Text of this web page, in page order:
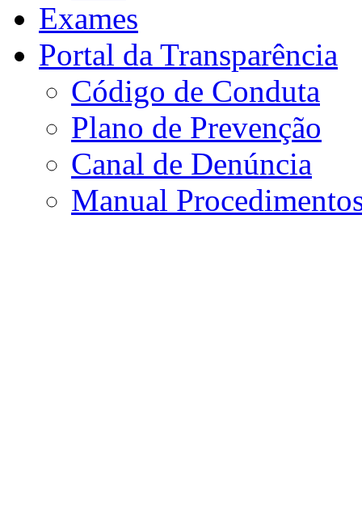
Exames
Portal da Transparência
Código de Conduta
Plano de Prevenção
Canal de Denúncia
Manual